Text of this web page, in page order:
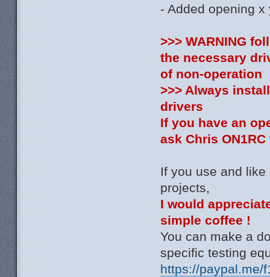
- Added opening
>>> WARNING
the necessary
of non-operation
>>> Always
drivers
If you have an
ask Chris
If you use and
projects,
I would
simple coffee !
You can make a
specific testing
https://paypal.me/